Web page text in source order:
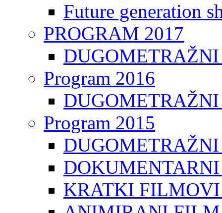
Future generation
PROGRAM 2017
Program 2016
Program 2015
KRATKI FILMOVI